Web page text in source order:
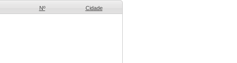
Nº Cidade